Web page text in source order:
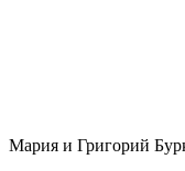
Мария и Григорий